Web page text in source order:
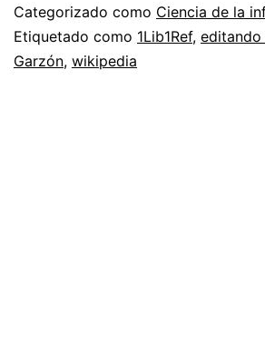
Categorizado como Ciencia de la
Etiquetado como 1Lib1Ref, editando
Garzón, wikipedia